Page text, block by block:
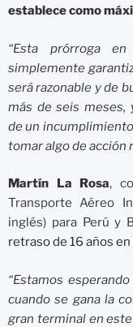
establece como
“Esta prórroga
simplemente
será razonable y de
más de seis meses,
de un
tomar algo de acción
Martín La Rosa,
Transporte Aéreo
inglés) para Perú y
retraso de 16 años
“Estamos
cuando se gana la
gran terminal en